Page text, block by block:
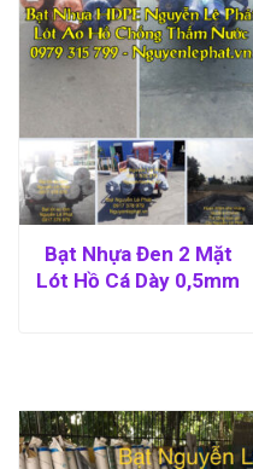
Bạt Nhựa Đen 2 Mặt
Lót Hồ Cá Dày 0,5mm